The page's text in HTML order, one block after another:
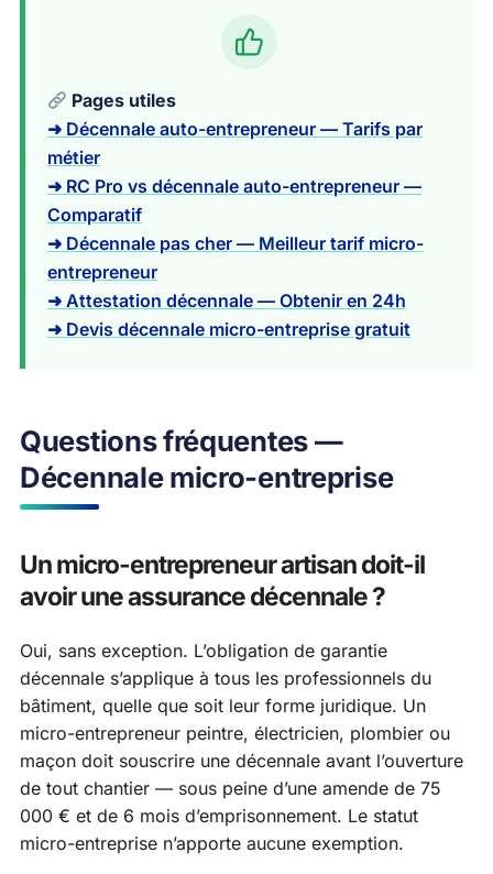
Pages utiles
➜ Décennale auto-entrepreneur — Tarifs par
métier
➜ RC Pro vs décennale auto-entrepreneur —
Comparatif
➜ Décennale pas cher — Meilleur tarif micro-
entrepreneur
➜ Attestation décennale — Obtenir en 24h
➜ Devis décennale micro-entreprise gratuit
Questions fréquentes —
Décennale micro-entreprise
Un micro-entrepreneur artisan doit-il
avoir une assurance décennale ?
Oui, sans exception. L’obligation de garantie
décennale s’applique à tous les professionnels du
bâtiment, quelle que soit leur forme juridique. Un
micro-entrepreneur peintre, électricien, plombier ou
maçon doit souscrire une décennale avant l’ouverture
de tout chantier — sous peine d’une amende de 75
000 € et de 6 mois d’emprisonnement. Le statut
micro-entreprise n’apporte aucune exemption.